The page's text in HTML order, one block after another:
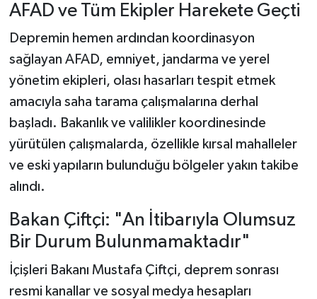
AFAD ve Tüm Ekipler Harekete Geçti
Depremin hemen ardından koordinasyon
sağlayan AFAD, emniyet, jandarma ve yerel
yönetim ekipleri, olası hasarları tespit etmek
amacıyla saha tarama çalışmalarına derhal
başladı. Bakanlık ve valilikler koordinesinde
yürütülen çalışmalarda, özellikle kırsal mahalleler
ve eski yapıların bulunduğu bölgeler yakın takibe
alındı.
Bakan Çiftçi: "An İtibarıyla Olumsuz
Bir Durum Bulunmamaktadır"
İçişleri Bakanı Mustafa Çiftçi, deprem sonrası
resmi kanallar ve sosyal medya hesapları